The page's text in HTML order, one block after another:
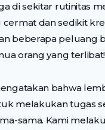
di sekitar rutinitas
dan sedikit
beberapa peluang
orang yang terlibat!
bahwa
melakukan tugas
sama. Kami